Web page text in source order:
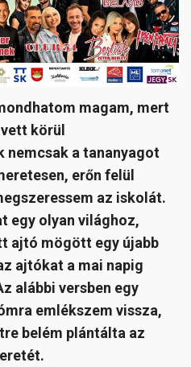
magam, mert
körül
nemcsak a tananyagot
erőn felül
az iskolát.
egy olyan világhoz,
ajtó mögött egy újabb
ajtókat a mai napig
alábbi versben egy
emlékszem vissza,
belém plántálta az